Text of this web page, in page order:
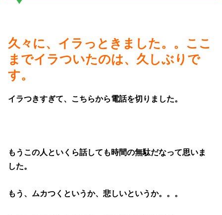
久々に、イラっときました。。ここ
までイラついたのは、久しぶりで
す。
イラつきすぎて、こちらから電話を切りました。
もうこの人といくら話しても時間の無駄だなって思いま
した。
もう、ムカつくというか、悲しいというか。。。